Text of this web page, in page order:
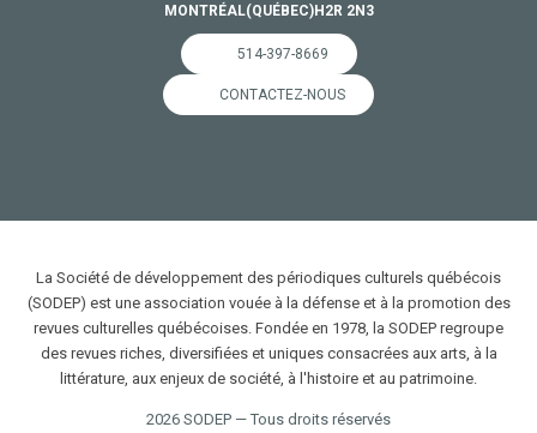
MONTRÉAL(QUÉBEC)H2R 2N3
514-397-8669
CONTACTEZ-NOUS
La Société de développement des périodiques culturels québécois
(SODEP) est une association vouée à la défense et à la promotion des
revues culturelles québécoises. Fondée en 1978, la SODEP regroupe
des revues riches, diversifiées et uniques consacrées aux arts, à la
littérature, aux enjeux de société, à l'histoire et au patrimoine.
2026 SODEP — Tous droits réservés